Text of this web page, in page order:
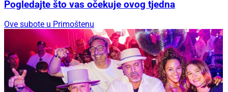
Pogledajte što vas očekuje ovog tjedna
Ove subote u Primoštenu